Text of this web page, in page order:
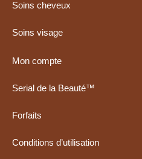
Soins cheveux
Soins visage
Mon compte
Serial de la Beauté™
Forfaits
Conditions d’utilisation